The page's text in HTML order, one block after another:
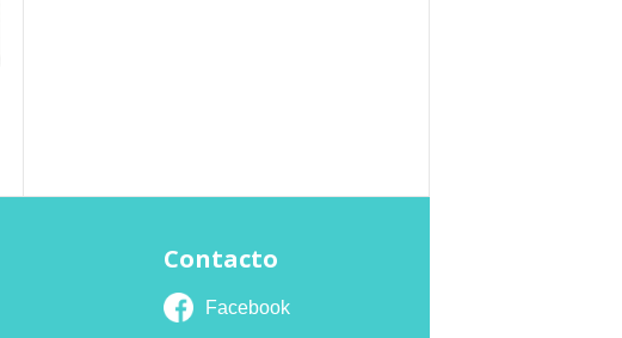
Contacto
Facebook